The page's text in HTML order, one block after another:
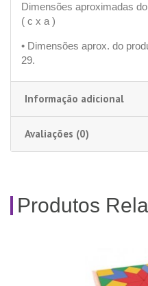
Dimensões aproximadas
( c x a )
• Dimensões aprox. do
29.
Informação adicional
Avaliações (0)
Produtos